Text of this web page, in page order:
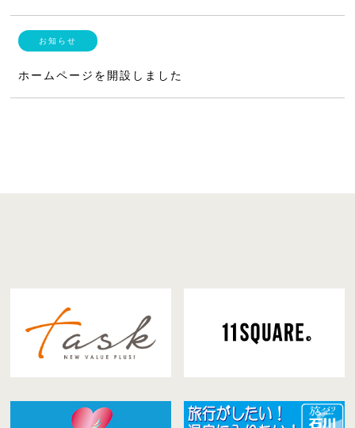
ホームページを開設しました